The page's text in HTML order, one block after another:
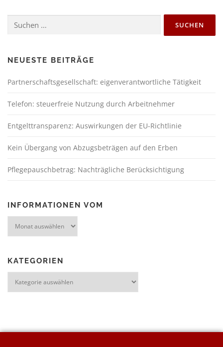
NEUESTE BEITRÄGE
Partnerschaftsgesellschaft: eigenverantwortliche Tätigkeit
Telefon: steuerfreie Nutzung durch Arbeitnehmer
Entgelttransparenz: Auswirkungen der EU-Richtlinie
Kein Übergang von Abzugsbeträgen auf den Erben
Pflegepauschbetrag: Nachträgliche Berücksichtigung
INFORMATIONEN VOM
KATEGORIEN